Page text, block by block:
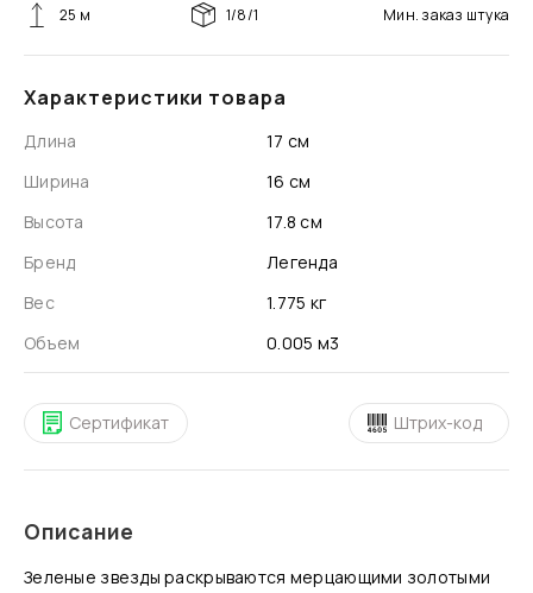
Характеристики товара
Длина
17 см
Ширина
16 см
Высота
17.8 см
Бренд
Легенда
Вес
1.775 кг
Объем
0.005 м3
25 м 1/8/1 Мин. заказ штука
Сертификат Штрих-код
Описание
Зеленые звезды раскрываются мерцающими золотыми